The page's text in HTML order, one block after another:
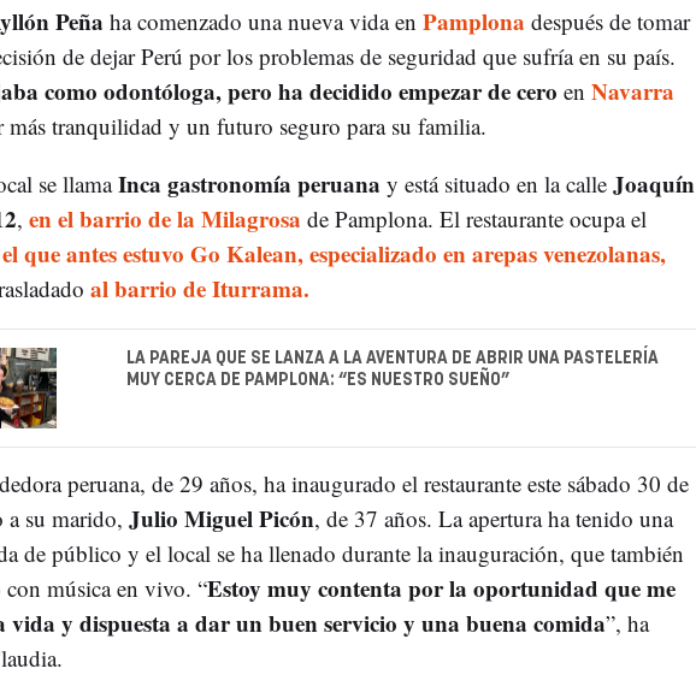
Peña ha comenzado una nueva vida en Pamplona después de tomar
de dejar Perú por los problemas de seguridad que sufría en su país.
como odontóloga, pero ha decidido empezar de cero en Navarra
más tranquilidad y un futuro seguro para su familia.
se llamaInca gastronomía peruana y está situado en la calle Joaquín
, en el barrio de la Milagrosa de Pamplona. El restaurante ocupa el
que antes estuvo Go Kalean, especializado en arepas venezolanas,
al barrio de Iturrama.
LA PAREJA QUE SE LANZA A LA AVENTURA DE ABRIR UNA PASTELERÍA
MUY CERCA DE PAMPLONA: “ES NUESTRO SUEÑO”
peruana, de 29 años, ha inaugurado el restaurante este sábado 30 de
su marido, Julio Miguel Picón, de 37 años. La apertura ha tenido una
de público y el local se ha llenado durante la inauguración, que también
con música en vivo. “Estoy muy contenta por la oportunidad que me
vida y dispuesta a dar un buen servicio y una buena comida”, ha